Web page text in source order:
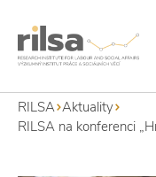
RILSA Aktuality
RILSA na konferenci